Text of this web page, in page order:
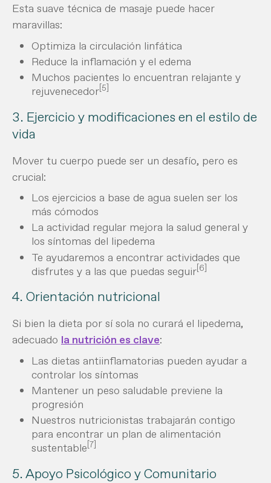
Esta suave técnica de masaje puede hacer
maravillas:
Optimiza la circulación linfática
Reduce la inflamación y el edema
Muchos pacientes lo encuentran relajante y
rejuvenecedor [5]
3. Ejercicio y modificaciones en el estilo de
vida
Mover tu cuerpo puede ser un desafío, pero es
crucial:
Los ejercicios a base de agua suelen ser los
más cómodos
La actividad regular mejora la salud general y
los síntomas del lipedema
Te ayudaremos a encontrar actividades que
disfrutes y a las que puedas seguir[6]
4. Orientación nutricional
Si bien la dieta por sí sola no curará el lipedema,
adecuado la nutrición es clave:
Las dietas antiinflamatorias pueden ayudar a
controlar los síntomas
Mantener un peso saludable previene la
progresión
Nuestros nutricionistas trabajarán contigo
para encontrar un plan de alimentación
sustentable [7]
5. Apoyo Psicológico y Comunitario